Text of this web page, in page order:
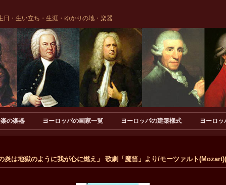
・生い立ち・生涯・ゆかりの地・楽器
の楽器 ヨーロッパの画家一覧 ヨーロッパの建築様式 ヨーロッ
炎は地獄のように我が心に燃え」 歌劇「魔笛」より/モーツァルト